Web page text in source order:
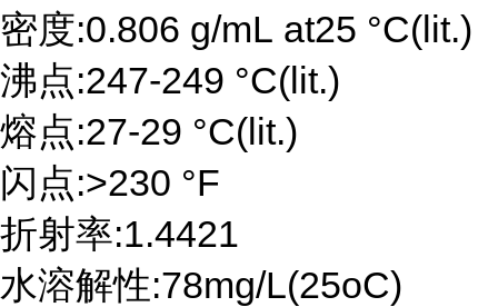
密度:0.806 g/mL at25 °C(lit.)
沸点:247-249 °C(lit.)
熔点:27-29 °C(lit.)
闪点:>230 °F
折射率:1.4421
水溶解性:78mg/L(25oC)